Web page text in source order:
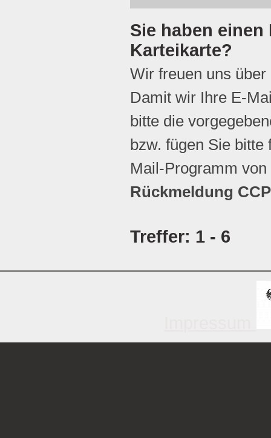
Sie haben
Karteikarte?
Wir freuen uns
Damit wir Ihre E-
bitte die
bzw. fügen Sie
Mail-Programm
Rückmeldung
Treffer: 1 - 6